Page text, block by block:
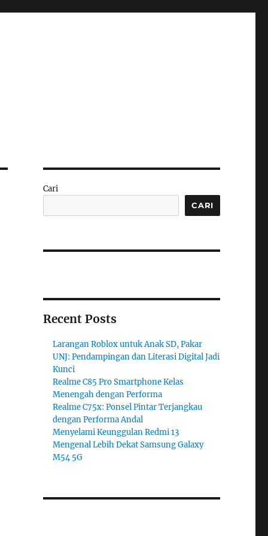
Cari
CARI
Recent Posts
Larangan Roblox untuk Anak SD, Pakar
UNJ: Pendampingan dan Literasi Digital Jadi
Kunci
Realme C85 Pro Smartphone Kelas
Menengah dengan Performa
Realme C75x: Ponsel Pintar Terjangkau
dengan Performa Andal
Menyelami Keunggulan Redmi 13
Mengenal Lebih Dekat Samsung Galaxy
M54 5G